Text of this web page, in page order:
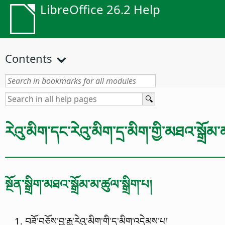
LibreOffice 26.2 Help
Contents
སྔོན་སྒྲིག་མཐའ་སྒྲོམ་མ་ཚུལ་སྒྲིག་པ།
བཟོ་བཅོས་བྱ་རྒྱུ་རེའུ་མིག་གི་དྲ་མིག་འདེམས་པ།